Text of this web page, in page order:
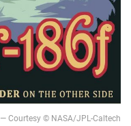
— Courtesy © NASA/JPL-Caltech